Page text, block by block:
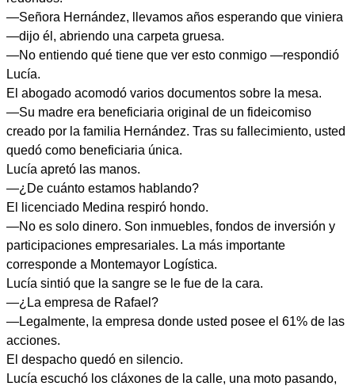
—Señora Hernández, llevamos años esperando que viniera
—dijo él, abriendo una carpeta gruesa.
—No entiendo qué tiene que ver esto conmigo —respondió
Lucía.
El abogado acomodó varios documentos sobre la mesa.
—Su madre era beneficiaria original de un fideicomiso
creado por la familia Hernández. Tras su fallecimiento, usted
quedó como beneficiaria única.
Lucía apretó las manos.
—¿De cuánto estamos hablando?
El licenciado Medina respiró hondo.
—No es solo dinero. Son inmuebles, fondos de inversión y
participaciones empresariales. La más importante
corresponde a Montemayor Logística.
Lucía sintió que la sangre se le fue de la cara.
—¿La empresa de Rafael?
—Legalmente, la empresa donde usted posee el 61% de las
acciones.
El despacho quedó en silencio.
Lucía escuchó los cláxones de la calle, una moto pasando,